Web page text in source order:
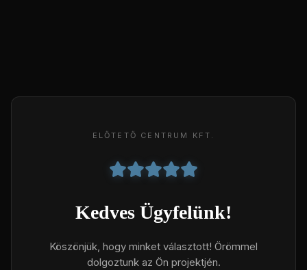
ELŐTETŐ CENTRUM KFT.
Kedves Ügyfelünk!
Köszönjük, hogy minket választott! Örömmel
dolgoztunk az Ön projektjén.